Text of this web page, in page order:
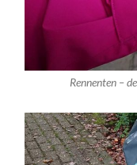
Rennenten –